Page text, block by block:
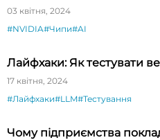
03 квітня, 2024
#NVIDIA#Чипи#AI
Лайфхаки: Як тестувати
17 квітня, 2024
#Лайфхаки#LLM#Тестування
Чому підприємства